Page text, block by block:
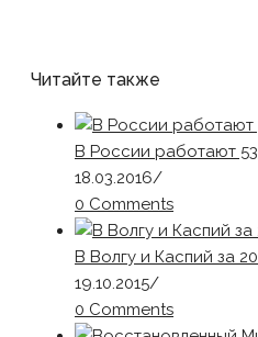
Читайте также
В России работают
18.03.2016/
0 Comments
В Волгу и Каспий за
19.10.2015/
0 Comments